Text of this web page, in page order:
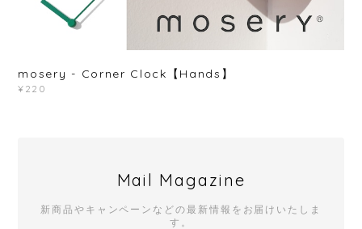
mosery - Corner Clock【Hands】
¥220
Mail Magazine
新商品やキャンペーンなどの最新情報をお届けいたしま
す。